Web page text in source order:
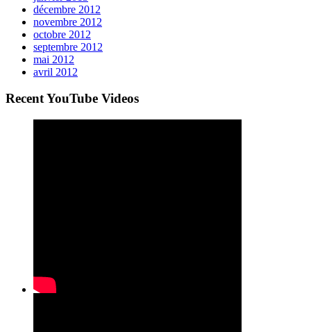
décembre 2012
novembre 2012
octobre 2012
septembre 2012
mai 2012
avril 2012
Recent YouTube Videos